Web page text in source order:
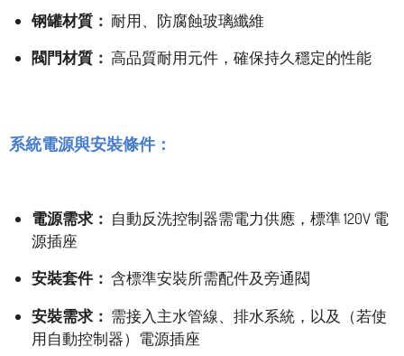
钢罐材質： 耐用、防腐蝕玻璃纖維
閥門材質： 高品質耐用元件，確保持久穩定的性能
系統電源與安裝條件：
電源需求： 自動反洗控制器需電力供應，標準 120V 電
源插座
安裝套件： 含標準安裝所需配件及旁通閥
安裝需求： 需接入主水管線、排水系統，以及（若使
用自動控制器）電源插座